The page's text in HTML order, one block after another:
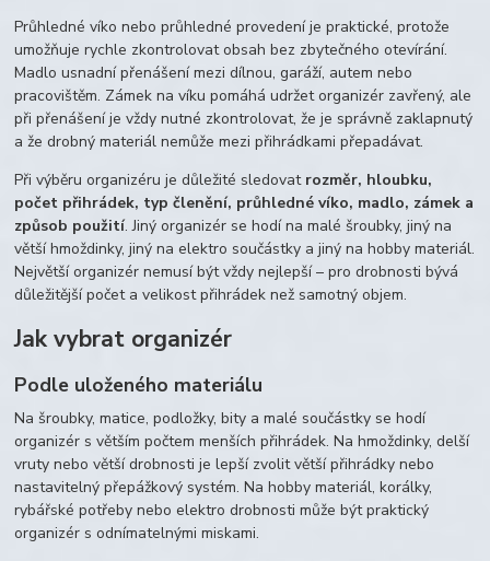
Průhledné víko nebo průhledné provedení je praktické, protože
umožňuje rychle zkontrolovat obsah bez zbytečného otevírání.
Madlo usnadní přenášení mezi dílnou, garáží, autem nebo
pracovištěm. Zámek na víku pomáhá udržet organizér zavřený, ale
při přenášení je vždy nutné zkontrolovat, že je správně zaklapnutý
a že drobný materiál nemůže mezi přihrádkami přepadávat.
Při výběru organizéru je důležité sledovat rozměr, hloubku,
počet přihrádek, typ členění, průhledné víko, madlo, zámek a
způsob použití. Jiný organizér se hodí na malé šroubky, jiný na
větší hmoždinky, jiný na elektro součástky a jiný na hobby materiál.
Největší organizér nemusí být vždy nejlepší – pro drobnosti bývá
důležitější počet a velikost přihrádek než samotný objem.
Jak vybrat organizér
Podle uloženého materiálu
Na šroubky, matice, podložky, bity a malé součástky se hodí
organizér s větším počtem menších přihrádek. Na hmoždinky, delší
vruty nebo větší drobnosti je lepší zvolit větší přihrádky nebo
nastavitelný přepážkový systém. Na hobby materiál, korálky,
rybářské potřeby nebo elektro drobnosti může být praktický
organizér s odnímatelnými miskami.